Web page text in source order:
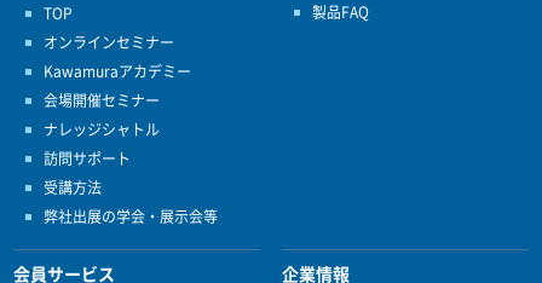
TOP
オンラインセミナー
Kawamuraアカデミー
会場開催セミナー
ナレッジシャトル
訪問サポート
受講方法
弊社出展の学会・展示会等
製品FAQ
会員サービス 企業情報